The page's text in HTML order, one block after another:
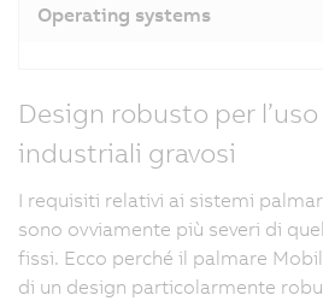
Operating systems
Design robusto per
industriali gravosi
I requisiti relativi ai sistemi
sono ovviamente più severi di
fissi. Ecco perché il palmare
di un design particolarmente